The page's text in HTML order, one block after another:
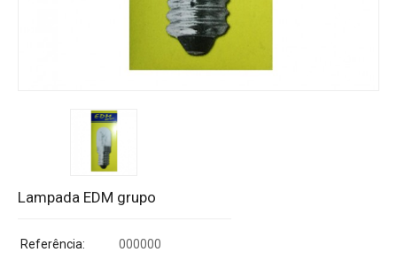
Lampada EDM grupo
Referência:
000000